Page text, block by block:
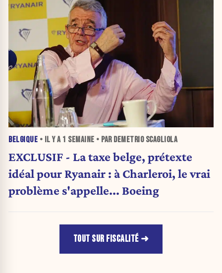
BELGIQUE • IL Y A 1 SEMAINE • PAR DEMETRIO SCAGLIOLA
EXCLUSIF - La taxe belge, prétexte
idéal pour Ryanair : à Charleroi, le vrai
problème s'appelle... Boeing
TOUT SUR FISCALITÉ